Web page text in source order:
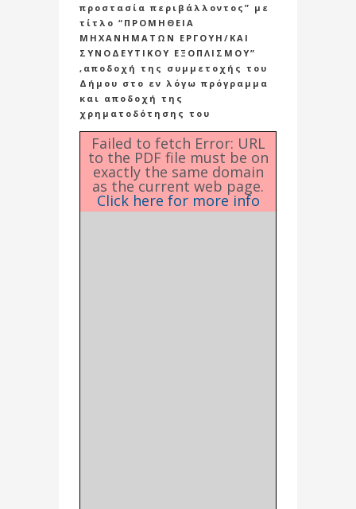
προστασία περιβάλλοντος” με
τίτλο “ΠΡΟΜΗΘΕΙΑ
ΜΗΧΑΝΗΜΑΤΩΝ ΕΡΓΟΥΗ/ΚΑΙ
ΣΥΝΟΔΕΥΤΙΚΟΥ ΕΞΟΠΛΙΣΜΟΥ”
,αποδοχή της συμμετοχής του
Δήμου στο εν λόγω πρόγραμμα
και αποδοχή της
χρηματοδότησης του
Failed to fetch Error: URL
to the PDF file must be on
exactly the same domain
as the current web page.
Click here for more info